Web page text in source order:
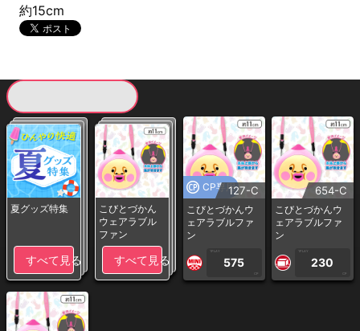
約15cm
夏グッズ特集
すべて見る
こびとづかん
ウェアラブル
ファン
すべて見る
CP専用127-C
こびとづかんウ
ェアラブルファ
ン
1PLAY
575
CP
654-C
こびとづかんウ
ェアラブルファ
ン
1PLAY
230
CP